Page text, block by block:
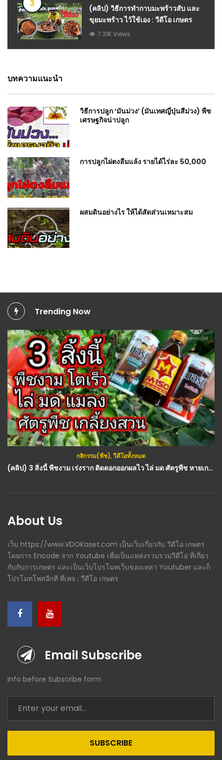
3
(คลิป) วิธีการทำกาบมะพร้าวสับ และ
ขุยมะพร้าว ไว้ใช้เอง : วีดีโอ เกษตร
7.31K Views
บทความแนะนำ
วิธีการปลูก ‘มันม่วง’ (มันเทศญี่ปุ่นสีม่วง) พืช
เศรษฐกิจน่าปลูก
การปลูกไผ่ตงลืมแล้ง รายได้ไร่ละ 50,000
ผสมดินอย่างไร ให้ได้สัดส่วนเหมาะสม
Trending Now
กสิกรรม(พืช),วีดีโอทั้งหมด
(คลิป) 3 สิ่งนี้ พืชงาม เร่งราก ติดดอกออกผลไว ไล่ มด ศัตรูพืช หายเกลี้ยงสุดๆจริงๆ : วีดีโอ เกษตร
About Us
เว็บ https://www.VDOKaset.com เป็นเว็บเกี่ยวกับ วีดีโอ เกษตร
โดยการ Encode จาก Youtube เพื่อเป็นแหล่งรวบรวมวีดีโอ ที่เกี่ยว
กับกับการเกษตร และเป็นเว็บโปรโมทเว็บของเหล่า Youtuber และก็
โปรโมทโพสอีกที ที่เพจ : วีดีโอ เกษตร
Email Subscribe
Info before Subscribe form
SUBSCRIBE